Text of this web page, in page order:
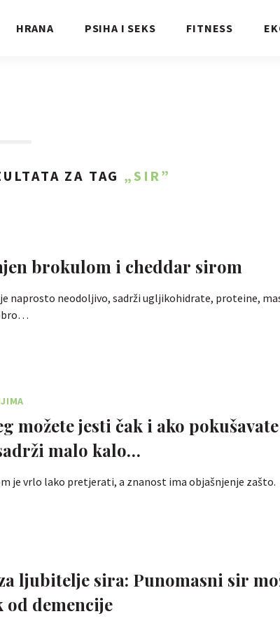
HRANA PSIHA I SEKS FITNESS
ZA TAG „SIR”
brokulom i cheddar sirom
naprosto neodoljivo, sadrži ugljikohidrate, proteine,
možete jesti čak i ako pokušavate
malo kalo…
je vrlo lako pretjerati, a znanost ima objašnjenje zašto.
ljubitelje sira: Punomasni sir
demencije